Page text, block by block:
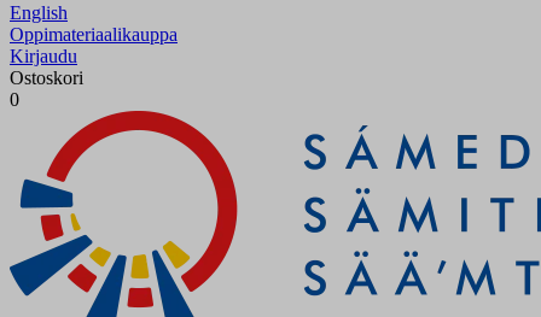
English
Oppimateriaalikauppa
Kirjaudu
Ostoskori
0